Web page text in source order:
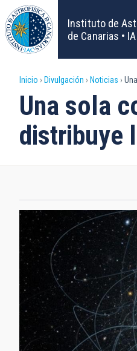
Pasar
al
contenido
principal
Instituto de
de Canarias •
Sobrescribir
enlaces
de
a
la
navegación
Inicio Divulgación Noticias
Una sola
distribuye